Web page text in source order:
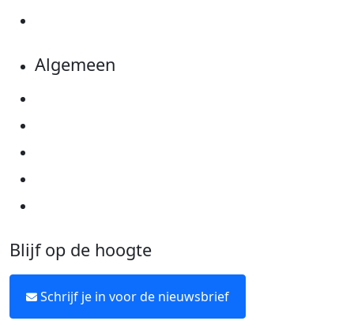
Algemeen
Blijf op de hoogte
Schrijf je in voor de nieuwsbrief